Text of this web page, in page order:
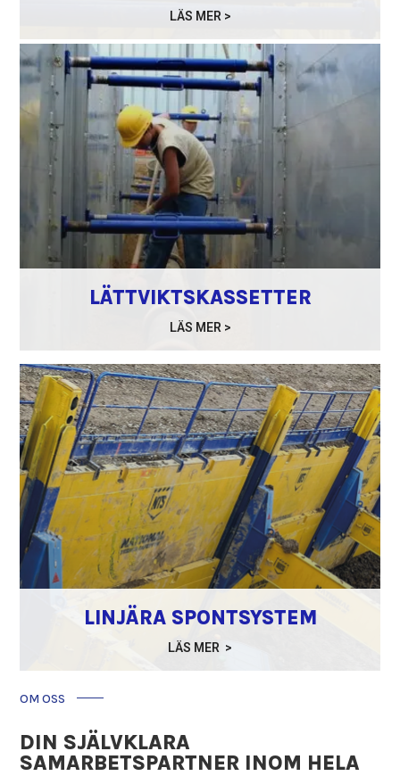
LÄS MER >
LÄTTVIKTSKASSETTER
LÄS MER >
LINJÄRA SPONTSYSTEM
LÄS MER >
OM OSS
DIN SJÄLVKLARA
SAMARBETSPARTNER INOM HELA